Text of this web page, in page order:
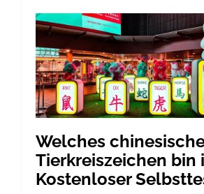
Welches
Tierkreiszeichen bin
Kostenloser